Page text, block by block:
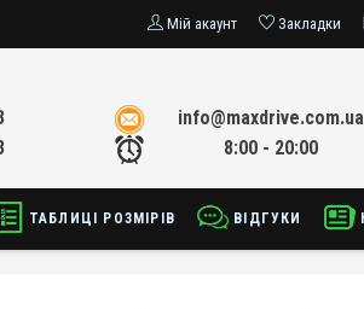
Мій акаунт Закладки
info@maxdrive.com.ua
8:00 - 20:00
ТАБЛИЦІ РОЗМІРІВ ВІДГУКИ